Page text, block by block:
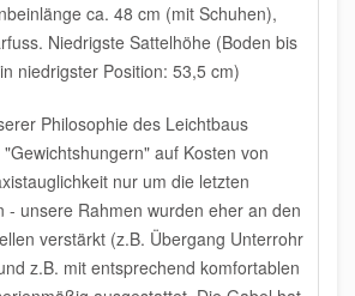
ca. 48 cm (mit Schuhen),
. Niedrigste Sattelhöhe (Boden bis
niedrigster Position: 53,5 cm)
Philosophie des Leichtbaus
auf Kosten von
nur um die letzten
- unsere Rahmen wurden eher an den
verstärkt (z.B. Übergang Unterrohr
z.B. mit entsprechend komfortablen